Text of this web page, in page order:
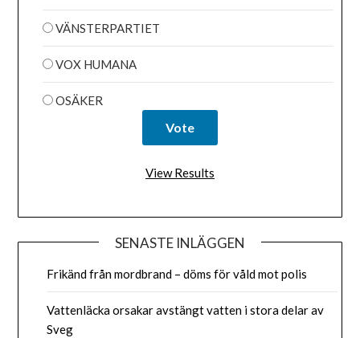
VÄNSTERPARTIET
VOX HUMANA
OSÄKER
View Results
SENASTE INLÄGGEN
Frikänd från mordbrand – döms för våld mot polis
Vattenläcka orsakar avstängt vatten i stora delar av
Sveg